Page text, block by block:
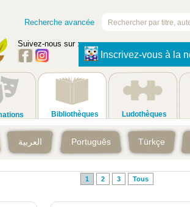
Recherche avancée
Suivez-nous sur :
Inscrivez-vous à la
Bibliothèques Ludothèques
العربية Português Türkçe
1 2 3 Tous